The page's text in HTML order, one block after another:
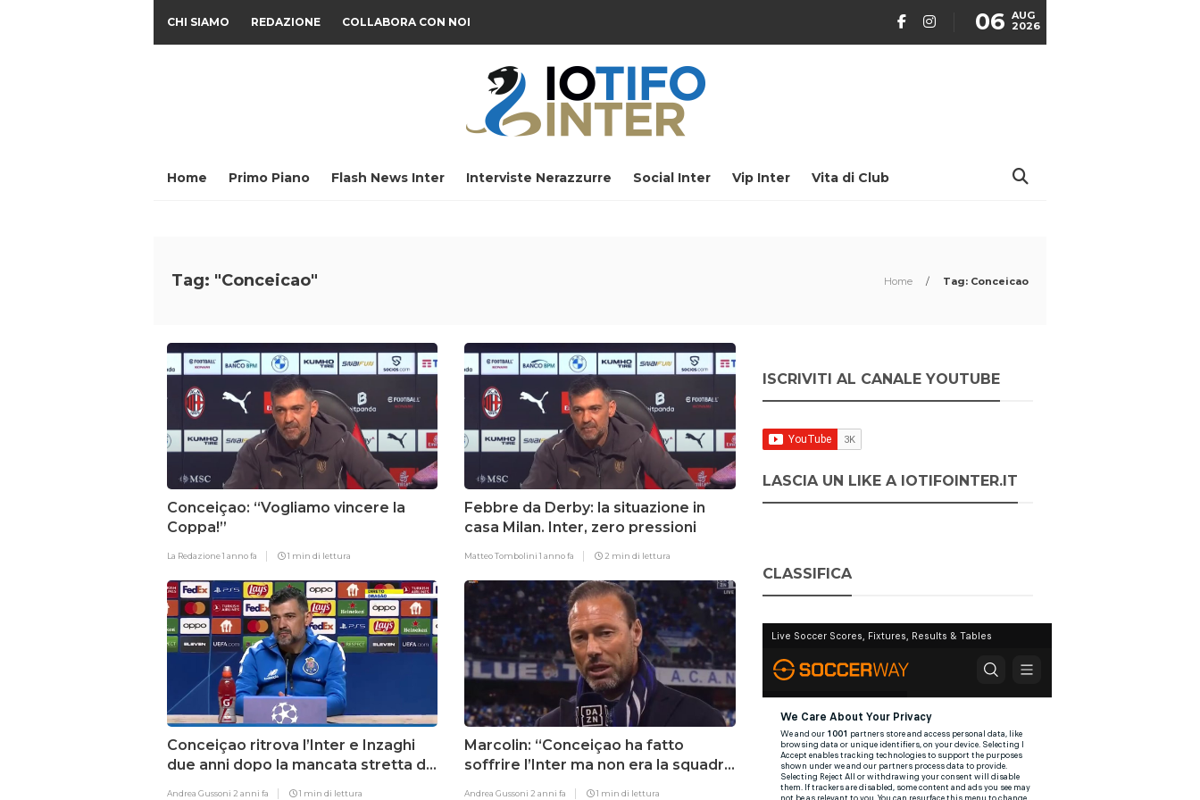
CHI SIAMO REDAZIONE COLLABORA CON NOI 06 AUG
2026
Home Primo Piano Flash News Inter Interviste Nerazzurre Social Inter Vip Inter Vita di Club
Tag: "Conceicao" Home / Tag: Conceicao
Conceiçao: “Vogliamo vincere la
Coppa!”
La Redazione1 anno fa 1 min di lettura
Febbre da Derby: la situazione in
casa Milan. Inter, zero pressioni
Matteo Tombolini1 anno fa 2 min di lettura
Conceiçao ritrova l’Inter e Inzaghi
due anni dopo la mancata stretta di
Andrea Gussoni 2 anni fa 1 min di lettura
Marcolin: “Conceiçao ha fatto
soffrire l’Inter ma non era la squadra
dominante di adesso”
Andrea Gussoni 2 anni fa 1 min di lettura
ISCRIVITI AL CANALE YOUTUBE
LASCIA UN LIKE A IOTIFOINTER.IT
CLASSIFICA